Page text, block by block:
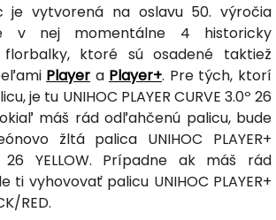
je vytvorená na oslavu 50. výročia
v nej momentálne 4 historicky
florbalky, ktoré sú osadené taktiež
Player a Player+. Pre tých, ktorí
je tu UNIHOC PLAYER CURVE 3.0º 26
máš rád odľahčenú palicu, bude
žltá palica UNIHOC PLAYER+
26 YELLOW. Prípadne ak máš rád
ti vyhovovať palicu UNIHOC PLAYER+
RED.